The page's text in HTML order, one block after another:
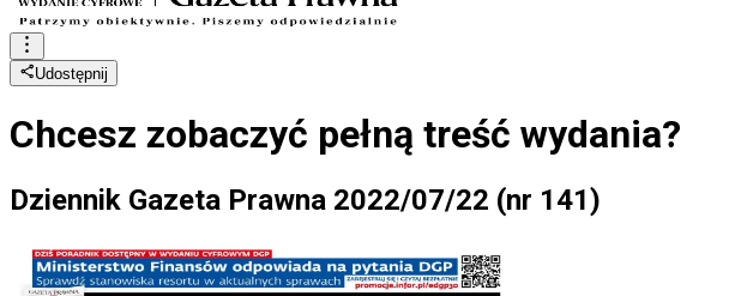
Udostępnij
Chcesz zobaczyć pełną treść wydania?
Dziennik Gazeta Prawna 2022/07/22 (nr 141)